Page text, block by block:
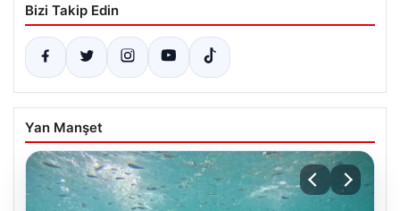
Bizi Takip Edin
Yan Manşet